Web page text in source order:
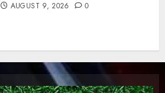
AUGUST 9, 2026 0